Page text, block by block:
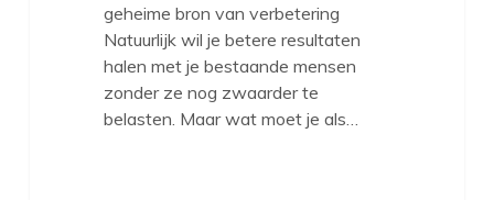
geheime bron van verbetering
Natuurlijk wil je betere resultaten
halen met je bestaande mensen
zonder ze nog zwaarder te
belasten. Maar wat moet je als…